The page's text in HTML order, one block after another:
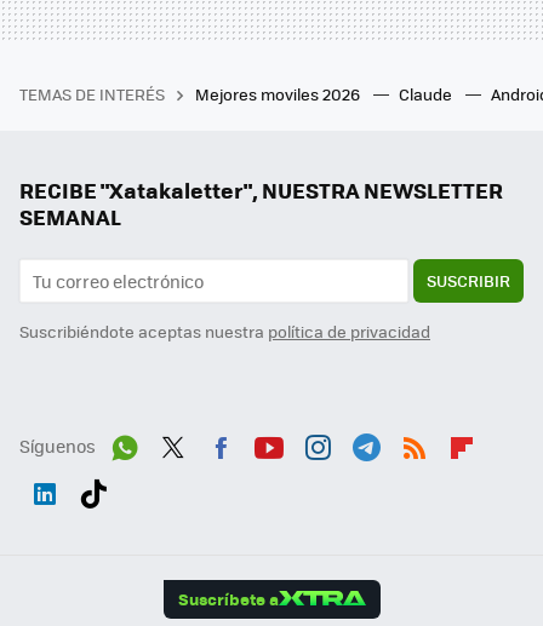
TEMAS DE INTERÉS Mejores moviles 2026 Claude
RECIBE "Xatakaletter", NUESTRA NEWSLETTER
SEMANAL
SUSCRIBIR
Suscribiéndote aceptas nuestra política de privacidad
Síguenos
Suscríbete a